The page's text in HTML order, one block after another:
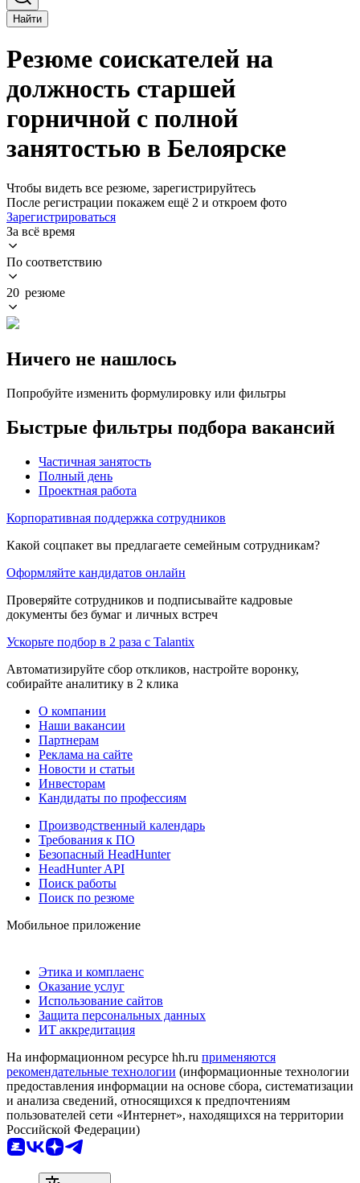
Найти
Резюме соискателей на
должность старшей
горничной с полной
занятостью в Белоярске
Чтобы видеть все резюме, зарегистрируйтесь
После регистрации покажем ещё 2 и откроем фото
Зарегистрироваться
За всё время
По соответствию
20 резюме
Ничего не нашлось
Попробуйте изменить формулировку или фильтры
Быстрые фильтры подбора вакансий
Частичная занятость
Полный день
Проектная работа
Корпоративная поддержка сотрудников
Какой соцпакет вы предлагаете семейным сотрудникам?
Оформляйте кандидатов онлайн
Проверяйте сотрудников и подписывайте кадровые
документы без бумаг и личных встреч
Ускорьте подбор в 2 раза с Talantix
Автоматизируйте сбор откликов, настройте воронку,
собирайте аналитику в 2 клика
О компании
Наши вакансии
Партнерам
Реклама на сайте
Новости и статьи
Инвесторам
Кандидаты по профессиям
Производственный календарь
Требования к ПО
Безопасный HeadHunter
HeadHunter API
Поиск работы
Поиск по резюме
Мобильное приложение
Этика и комплаенс
Оказание услуг
Использование сайтов
Защита персональных данных
ИТ аккредитация
На информационном ресурсе hh.ru применяются
рекомендательные технологии (информационные технологии
предоставления информации на основе сбора, систематизации
и анализа сведений, относящихся к предпочтениям
пользователей сети «Интернет», находящихся на территории
Российской Федерации)